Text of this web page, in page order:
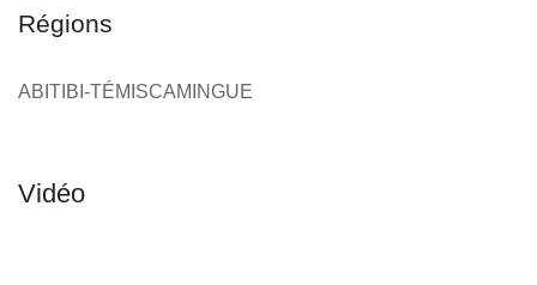
Régions
ABITIBI-TÉMISCAMINGUE